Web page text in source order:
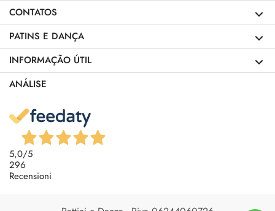
CONTATOS
PATINS E DANÇA
INFORMAÇÃO ÚTIL
ANÁLISE
5,0/5
296
Recensioni